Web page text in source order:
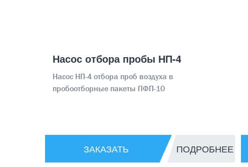
Насос отбора пробы НП-4
Насос НП-4 отбора проб воздуха в
пробоотборные пакеты ПФП-10
ЗАКАЗАТЬ ПОДРОБНЕЕ